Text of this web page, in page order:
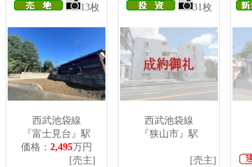
13枚
西武池袋線
『富士見台』駅
価格： 2,495万円
[売主]
31枚
西武池袋線
『狭山市』駅
[売主]